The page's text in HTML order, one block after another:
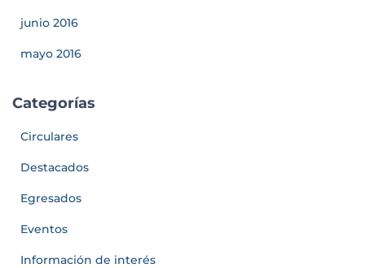
junio 2016
mayo 2016
Categorías
Circulares
Destacados
Egresados
Eventos
Información de interés